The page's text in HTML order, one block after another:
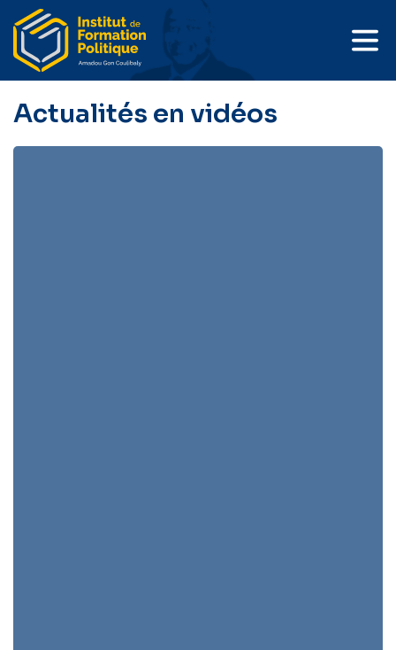
Actualités en vidéos